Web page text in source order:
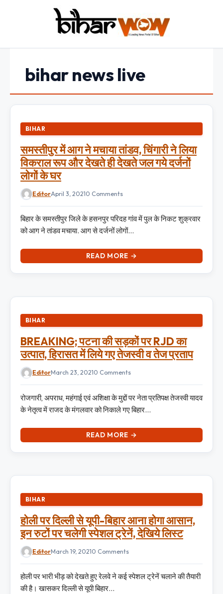
bihar news live
BIHAR
समस्तीपुर में आग ने मचाया तांडव, चिंगारी ने लिया
विकराल रूप और देखते ही देखते जल गये दर्जनों
लोगों के घर
EditorApril 3, 20210 Comments
बिहार के समस्तीपुर जिले के हसनपुर परिदह गांव में पुल के निकट शुक्रवार
को आग ने तांडव मचाया. आग से दर्जनों लोगों…
READ MORE →
BIHAR
BREAKING; पटना की सड़कों पर RJD का
उत्‍पात, हिरासत में लिये गए तेजस्‍वी व तेज प्रताप
EditorMarch 23, 20210 Comments
रोजगारी, अपराध, महंगाई एवं अशिक्षा के मुद्दों पर नेता प्रतिपक्ष तेजस्वी यादव
के नेतृत्व में राजद के मंगलवार को निकाले गए बिहार…
READ MORE →
BIHAR
होली पर दिल्ली से यूपी-बिहार आना होगा आसान,
इन रुटों पर चलेगी स्पेशल ट्रेनें, देखिये लिस्ट
EditorMarch 19, 20210 Comments
होली पर भारी भीड़ को देखते हुए रेलवे ने कई स्पेशल ट्रेनें चलाने की तैयारी
की है। खासकर दिल्ली से यूपी बिहार…